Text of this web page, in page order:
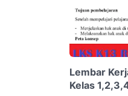
Lembar
Kelas